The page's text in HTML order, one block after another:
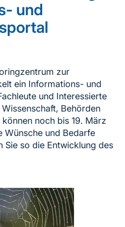
und
zur
ein Informations- und
und Interessierte
Behörden
noch bis 19. März
Wünsche und Bedarfe
Sie so die Entwicklung des